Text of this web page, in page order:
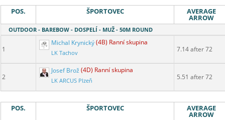
POS. ŠPORTOVEC AVERAGE
ARROW
OUTDOOR - BAREBOW - DOSPELÍ - MUŽ - 50M ROUND
1
Michal Krynický(4B) Ranní skupina
LK Tachov 7.14 after 72
2
Josef Brož (4D) Ranní skupina
LK ARCUS Plzeň 5.51 after 72
POS. ŠPORTOVEC AVERAGE
ARROW